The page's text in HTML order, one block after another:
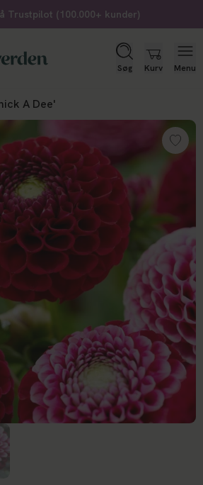
Trustpilot (100.000+ kunder)
Søg Kurv Menu
A Dee'